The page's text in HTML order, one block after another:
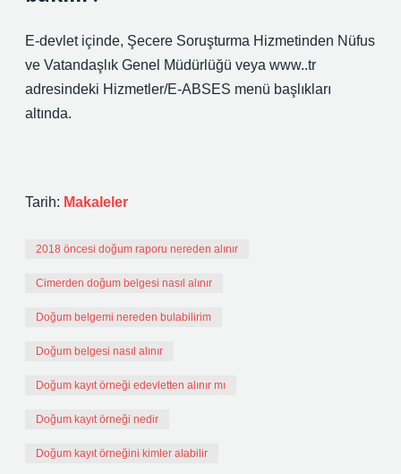
E-devlet içinde, Şecere Soruşturma Hizmetinden Nüfus
ve Vatandaşlık Genel Müdürlüğü veya www..tr
adresindeki Hizmetler/E-ABSES menü başlıkları
altında.
Tarih: Makaleler
2018 öncesi doğum raporu nereden alınır
Cimerden doğum belgesi nasıl alınır
Doğum belgemi nereden bulabilirim
Doğum belgesi nasıl alınır
Doğum kayıt örneği edevletten alınır mı
Doğum kayıt örneği nedir
Doğum kayıt örneğini kimler alabilir